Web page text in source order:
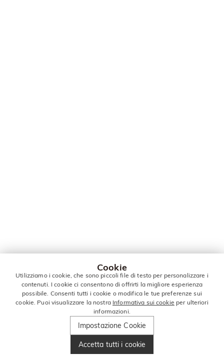
Cookie
Utilizziamo i cookie, che sono piccoli file di testo per personalizzare i
contenuti. I cookie ci consentono di offrirti la migliore esperienza
possibile. Consenti tutti i cookie o modifica le tue preferenze sui
cookie. Puoi visualizzare la nostra Informativa sui cookie per ulteriori
informazioni.
Impostazione Cookie
Accetta tutti i cookie